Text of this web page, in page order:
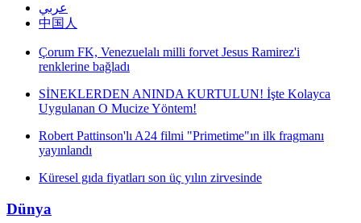
عربي
中国人
Çorum FK, Venezuelalı milli forvet Jesus Ramirez'i
renklerine bağladı
SİNEKLERDEN ANINDA KURTULUN! İşte Kolayca
Uygulanan O Mucize Yöntem!
Robert Pattinson'lı A24 filmi "Primetime"ın ilk fragmanı
yayınlandı
Küresel gıda fiyatları son üç yılın zirvesinde
Dünya